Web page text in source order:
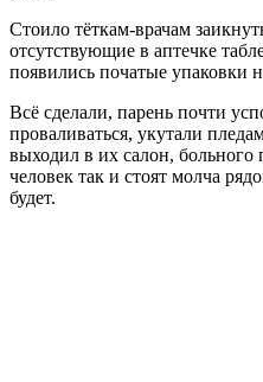
Стоило тёткам-врачам
отсутствующие в аптечке
появились початые упаковки
Всё сделали, парень почти
проваливаться, укутали
выходил в их салон, больного
человек так и стоят молча
будет.